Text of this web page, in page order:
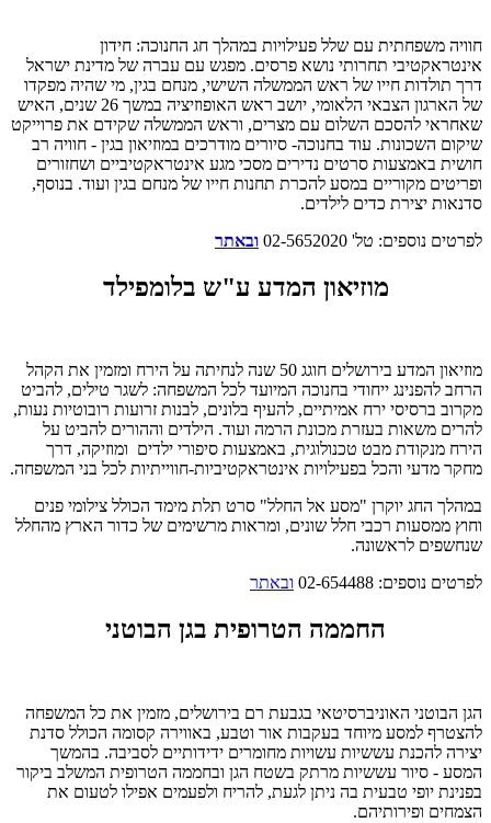
חוויה משפחתית עם שלל פעילויות במהלך חג החנוכה: חידון
אינטראקטיבי תחרותי נושא פרסים. מפגש עם עברה של מדינת ישראל
דרך תולדות חייו של ראש הממשלה השישי, מנחם בגין, מי שהיה מפקדו
של הארגון הצבאי הלאומי, יושב ראש האופוזיציה במשך 26 שנים, האיש
שאחראי להסכם השלום עם מצרים, וראש הממשלה שקידם את פרוייקט
שיקום השכונות. עוד בחנוכה- סיורים מודרכים במוזיאון בגין - חוויה רב
חושית באמצעות סרטים נדירים מסכי מגע אינטראקטיביים ושחזורים
ופריטים מקוריים במסע להכרת תחנות חייו של מנחם בגין ועוד. בנוסף,
סדנאות יצירת כדים לילדים.
לפרטים נוספים: טל' 02-5652020
ובאתר
מוזיאון המדע ע"ש בלומפילד
מוזיאון המדע בירושלים חוגג 50 שנה לנחיתה על הירח ומזמין את הקהל
הרחב להפנינג ייחודי בחנוכה המיועד לכל המשפחה: לשגר טילים, להביט
מקרוב ברסיסי ירח אמיתיים, להעיף בלונים, לבנות זרועות רובוטיות נעות,
להרים משאות בעזרת מכונת הרמה ועוד. הילדים וההורים להביט על
הירח מנקודת מבט טכנולוגית, באמצעות סיפורי ילדים ומוזיקה, דרך
מחקר מדעי והכל בפעילויות אינטראקטיביות-חווייתיות לכל בני המשפחה.
במהלך החג יוקרן "מסע אל החלל" סרט תלת מימד הכולל צילומי פנים
וחוץ ממסעות רכבי חלל שונים, ומראות מרשימים של כדור הארץ מהחלל
שנחשפים לראשונה.
לפרטים נוספים: 02-654488
ובאתר
החממה הטרופית בגן הבוטני
הגן הבוטני האוניברסיטאי בגבעת רם בירושלים, מזמין את כל המשפחה
להצטרף למסע מיוחד בעקבות אור וטבע, באווירה קסומה הכולל סדנת
יצירה להכנת עששיות עשויות מחומרים ידידותיים לסביבה. בהמשך
המסע - סיור עששיות מרתק בשטח הגן ובחממה הטרופית המשלב ביקור
בפנינת יופי טבעית בה ניתן לגעת, להריח ולפעמים אפילו לטעום את
הצמחים ופירותיהם.